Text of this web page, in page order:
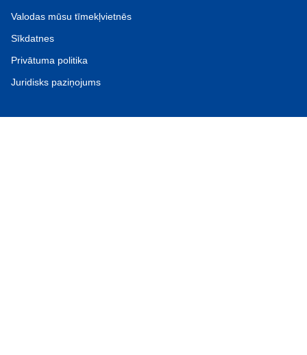
Valodas mūsu tīmekļvietnēs
Sīkdatnes
Privātuma politika
Juridisks paziņojums